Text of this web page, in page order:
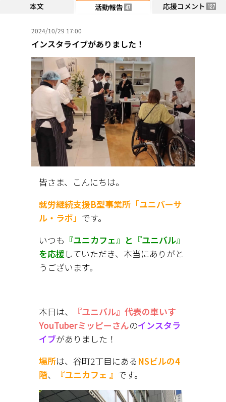
本文 活動報告 47 応援コメント 127
2024/10/29 17:00
インスタライブがありました！
皆さま、こんにちは。
就労継続支援B型事業所「ユニバーサ
ル・ラボ」 です。
いつも 『ユニカフェ』と『ユニバル』
を応援 していただき、本当にありがと
うございます。
本日は、
『ユニバル』代表の車いす
YouTuberミッピーさんのインスタラ
イブがありました！
場所は、谷町2丁目にある NSビルの4
階、 『ユニカフェ 』 です。